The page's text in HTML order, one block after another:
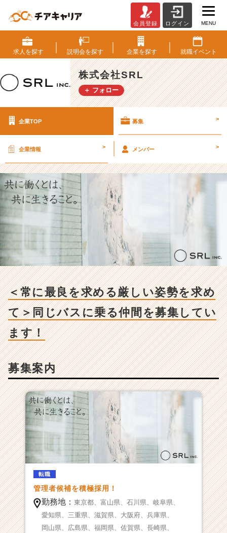
式
会
社
S
R
L
求
＜
め
る
姿
を
じ
バ
ス
に
乗
る
仲
間
を
集
て
い
ま
会員登録 ログイン MENU
求人を探す 説明会を探す 企業を探す 就職イベント
株式会社SRL
＋ フォロー
企業TOP 募集 >
企業情報 > メンバー >
＜常に最良を求める厳しい姿勢を求め
て＞同じバスに乗る仲間を募集してい
ます！
募集案内
転職
管理者候補を積極採用！
勤務地： 東京都、 富山県、 石川県、 岐阜県、
愛知県、 三重県、 滋賀県、 大阪府、 兵庫県、
岡山県、 広島県、 福岡県、 佐賀県、 長崎県、